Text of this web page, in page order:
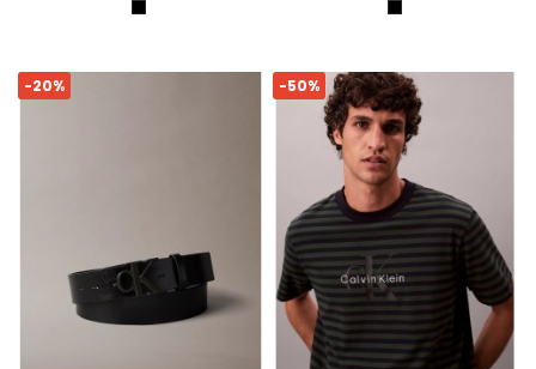
TRIPLE BLACK BLACK
-20% -50%